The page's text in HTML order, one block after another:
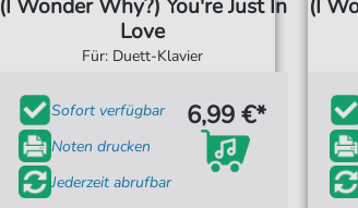
(I Wonder Why?) You're Just In
Love
Für: Duett-Klavier
Sofort verfügbar
Noten drucken
Jederzeit abrufbar
6,99 €*
(I